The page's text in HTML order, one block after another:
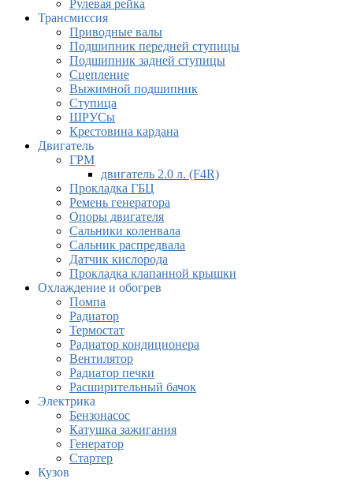
Рулевая рейка
Трансмиссия
Приводные валы
Подшипник передней ступицы
Подшипник задней ступицы
Сцепление
Выжимной подшипник
Ступица
ШРУСы
Крестовина кардана
Двигатель
ГРМ
двигатель 2.0 л. (F4R)
Прокладка ГБЦ
Ремень генератора
Опоры двигателя
Сальники коленвала
Сальник распредвала
Датчик кислорода
Прокладка клапанной крышки
Охлаждение и обогрев
Помпа
Радиатор
Термостат
Радиатор кондиционера
Вентилятор
Радиатор печки
Расширительный бачок
Электрика
Бензонасос
Катушка зажигания
Генератор
Стартер
Кузов